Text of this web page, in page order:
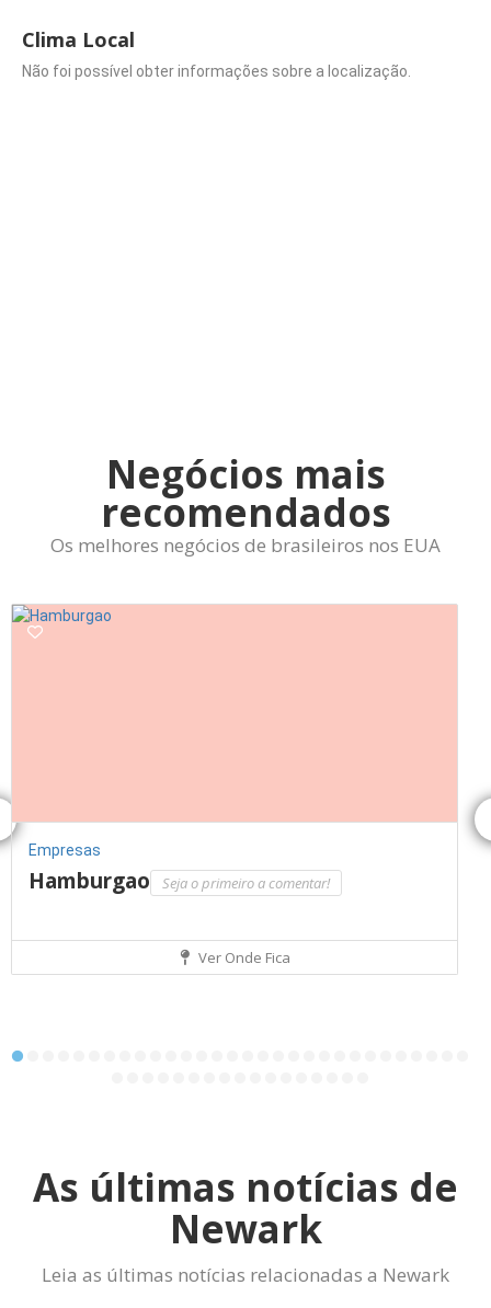
Clima Local
Não foi possível obter informações sobre a localização.
Negócios mais
recomendados
Os melhores negócios de brasileiros nos EUA
Empresas
Hamburgao Seja o primeiro a comentar!
Ver Onde Fica
As últimas notícias de
Newark
Leia as últimas notícias relacionadas a Newark